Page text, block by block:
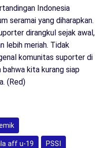
Indonesia
seramai yang diharapkan.
dirangkul sejak awal,
lebih meriah. Tidak
komunitas suporter di
bahwa kita kurang siap
(Red)
aff u-19 PSSI